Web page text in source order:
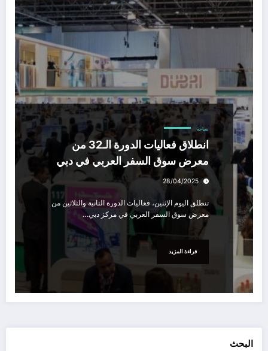
سياحة
انطلاق فعاليات الدورة الـ32 من
معرض سوق السفر العربي في دبي
28/04/2025
تنطلق اليوم الإثنين، فعاليات الدورة الثانية والثلاثين من
معرض سوق السفر العربي في مركز دبي…
قراءة المزيد
البحث